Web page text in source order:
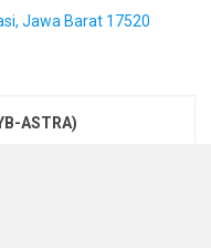
Jawa Barat 17520
ASTRA)